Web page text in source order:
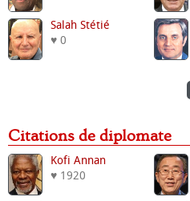
Salah Stétié
♥ 0
Citations de diplomate
Kofi Annan
♥ 1920